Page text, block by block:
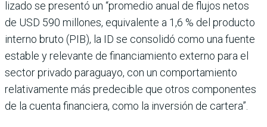
lizado se presentó un “pro­medio anual de flujos netos
de USD 590 millones, equi­valente a 1,6 % del producto
interno bruto (PIB), la ID se consolidó como una fuente
estable y relevante de finan­ciamiento externo para el
sector privado paraguayo, con un comportamiento
relativamente más predeci­ble que otros componentes
de la cuenta financiera, como la inversión de cartera”.